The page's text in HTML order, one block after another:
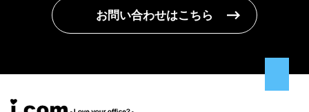
お問い合わせはこちら